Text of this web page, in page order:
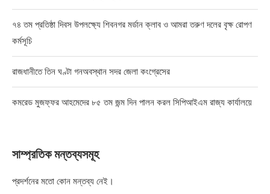
৭৪ তম প্রতিষ্ঠা দিবস উপলক্ষ্যে শিবনগর মর্ডান ক্লাব ও আমরা তরুণ দলের বৃক্ষ রোপণ
কর্মসূচি
রাজধানীতে তিন ঘণ্টা গনঅবস্থান সদর জেলা কংগ্রেসের
কমরেড মুজফ্ফর আহমেদের ৮৫ তম জন্ম দিন পালন করল সিপিআইএম রাজ্য কার্যালয়ে
সাম্প্রতিক মন্তব্যসমূহ
প্রদর্শনের মতো কোন মন্তব্য নেই।